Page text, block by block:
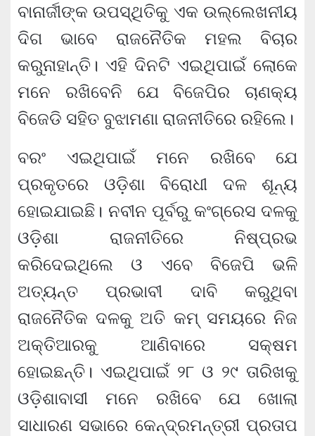
ବାନାର୍ଜୀଙ୍କ ଉପସ୍ଥିତିକୁ ଏକ ଉଲ୍ଲେଖନୀୟ
ଦିଗ ଭାବେ ରାଜନୈତିକ ମହଲ ବିଚାର
କରୁନାହାନ୍ତି। ଏହି ଦିନଟି ଏଇଥିପାଇଁ ଲୋକେ
ମନେ ରଖିବେନି ଯେ ବିଜେପିର ଚାଣକ୍ୟ
ବିଜେଡି ସହିତ ବୁଝାମଣା ରାଜନୀତିରେ ରହିଲେ।
ବରଂ ଏଇଥିପାଇଁ ମନେ ରଖିବେ ଯେ
ପ୍ରକୃତରେ ଓଡ଼ିଶା ବିରୋଧୀ ଦଳ ଶୂନ୍ୟ
ହୋଇଯାଇଛି। ନବୀନ ପୂର୍ବରୁ କଂଗ୍ରେସ ଦଳକୁ
ଓଡ଼ିଶା ରାଜନୀତିରେ ନିଷ୍ପ୍ରଭ
କରିଦେଇଥିଲେ ଓ ଏବେ ବିଜେପି ଭଳି
ଅତ୍ୟନ୍ତ ପ୍ରଭାବୀ ଦାବି କରୁଥିବା
ରାଜନୈତିକ ଦଳକୁ ଅତି କମ୍ ସମୟରେ ନିଜ
ଅକ୍ତିଆରକୁ ଆଣିବାରେ ସକ୍ଷମ
ହୋଇଛନ୍ତି। ଏଇଥିପାଇଁ ୨୮ ଓ ୨୯ ତାରିଖକୁ
ଓଡ଼ିଶାବାସୀ ମନେ ରଖିବେ ଯେ ଖୋଲା
ସାଧାରଣ ସଭାରେ କେନ୍ଦ୍ରମନ୍ତ୍ରୀ ପ୍ରତାପ